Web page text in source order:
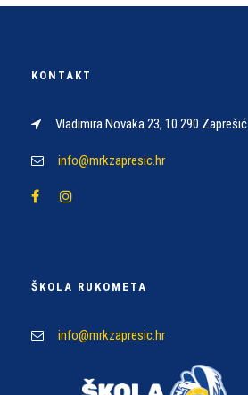
KONTAKT
Vladimira Novaka 23, 10 290 Zaprešić
info@mrkzapresic.hr
ŠKOLA RUKOMETA
info@mrkzapresic.hr